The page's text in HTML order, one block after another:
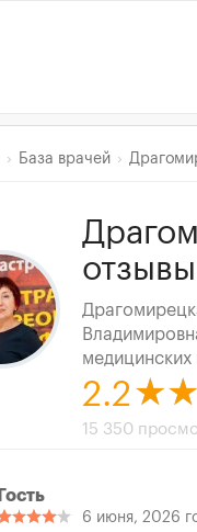
База врачей
отзывы
2.2
15 350
Гость
6 июня, 2026